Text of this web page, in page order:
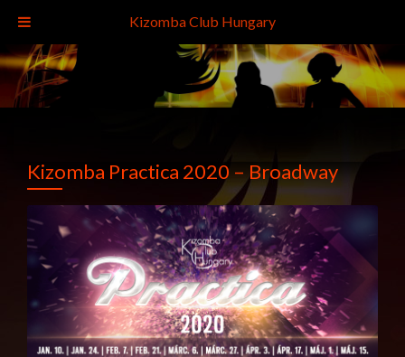
Kizomba Practica 2020 – Broadway
Kizomba Club Hungary